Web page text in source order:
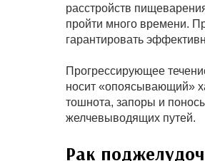
расстройств
пройти много времени.
гарантировать
Прогрессирующее
носит «опоясывающий»
тошнота, запоры и
желчевыводящих путей.
Рак